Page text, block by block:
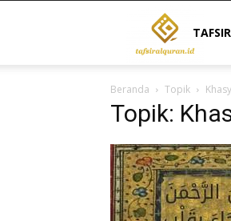
Tafsir
Al
Beranda Topik
Topik: